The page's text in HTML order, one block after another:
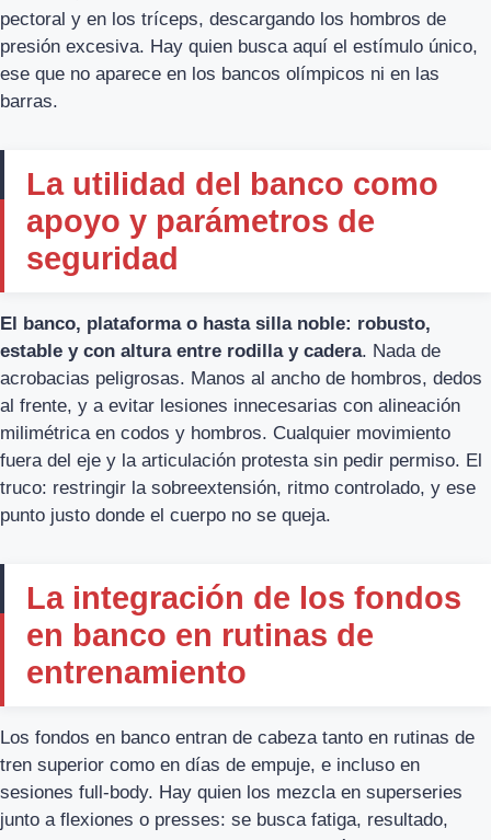
pectoral y en los tríceps, descargando los hombros de
presión excesiva. Hay quien busca aquí el estímulo único,
ese que no aparece en los bancos olímpicos ni en las
barras.
La utilidad del banco como
apoyo y parámetros de
seguridad
El banco, plataforma o hasta silla noble: robusto,
estable y con altura entre rodilla y cadera. Nada de
acrobacias peligrosas. Manos al ancho de hombros, dedos
al frente, y a evitar lesiones innecesarias con alineación
milimétrica en codos y hombros. Cualquier movimiento
fuera del eje y la articulación protesta sin pedir permiso. El
truco: restringir la sobreextensión, ritmo controlado, y ese
punto justo donde el cuerpo no se queja.
La integración de los fondos
en banco en rutinas de
entrenamiento
Los fondos en banco entran de cabeza tanto en rutinas de
tren superior como en días de empuje, e incluso en
sesiones full-body. Hay quien los mezcla en superseries
junto a flexiones o presses: se busca fatiga, resultado,